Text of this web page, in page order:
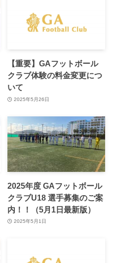
【重要】GAフットボール
クラブ体験の料金変更につ
いて
2025年5月26日
2025年度 GAフットボール
クラブU18 選手募集のご案
内！！（5月1日最新版）
2025年5月1日